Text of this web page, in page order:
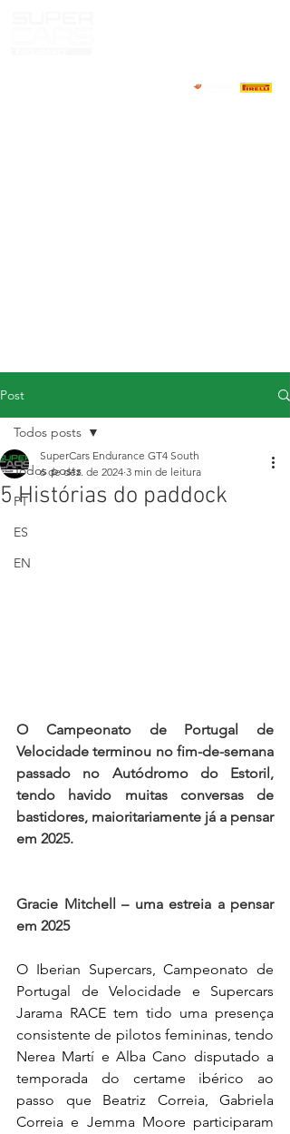
Post
Todos posts
PT
ES
EN
Todos posts
5 Histórias do paddock
SuperCars Endurance GT4 South
6 de dez. de 2024 3 min de leitura
O Campeonato de Portugal de
Velocidade terminou no fim-de-semana
passado no Autódromo do Estoril,
tendo havido muitas conversas de
bastidores, maioritariamente já a pensar
em 2025.
Gracie Mitchell – uma estreia a pensar
em 2025
O Iberian Supercars, Campeonato de
Portugal de Velocidade e Supercars
Jarama RACE tem tido uma presença
consistente de pilotos femininas, tendo
Nerea Martí e Alba Cano disputado a
temporada do certame ibérico ao
passo que Beatriz Correia, Gabriela
Correia e Jemma Moore participaram